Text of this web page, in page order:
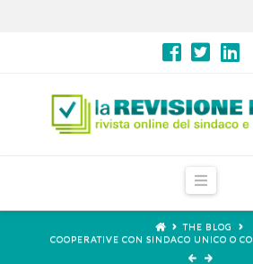
THE BLOG
COOPERATIVE CON SINDACO UNICO O